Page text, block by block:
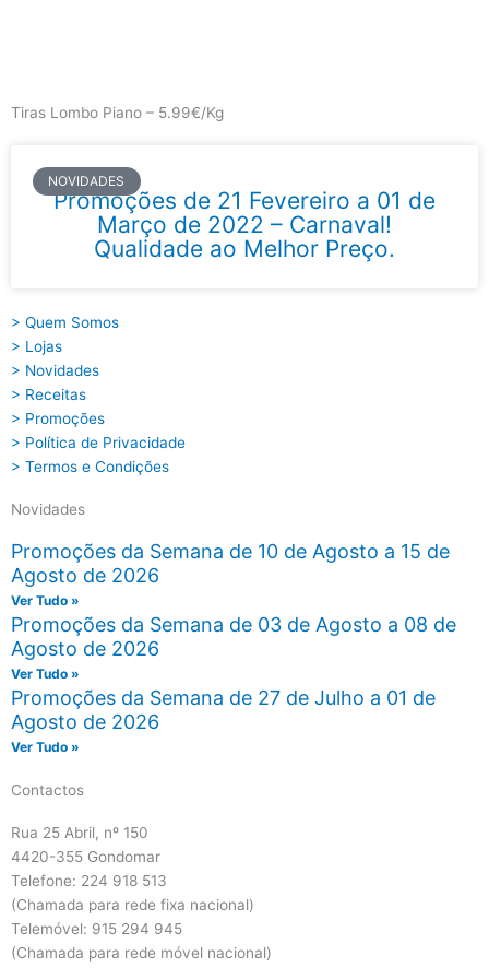
Tiras Lombo Piano – 5.99€/Kg
NOVIDADES
Promoções de 21 Fevereiro a 01 de
Março de 2022 – Carnaval!
Qualidade ao Melhor Preço.
> Quem Somos
> Lojas
> Novidades
> Receitas
> Promoções
> Política de Privacidade
> Termos e Condições
Novidades
Promoções da Semana de 10 de Agosto a 15 de
Agosto de 2026
Ver Tudo »
Promoções da Semana de 03 de Agosto a 08 de
Agosto de 2026
Ver Tudo »
Promoções da Semana de 27 de Julho a 01 de
Agosto de 2026
Ver Tudo »
Contactos
Rua 25 Abril, nº 150
4420-355 Gondomar
Telefone: 224 918 513
(Chamada para rede fixa nacional)
Telemóvel: 915 294 945
(Chamada para rede móvel nacional)